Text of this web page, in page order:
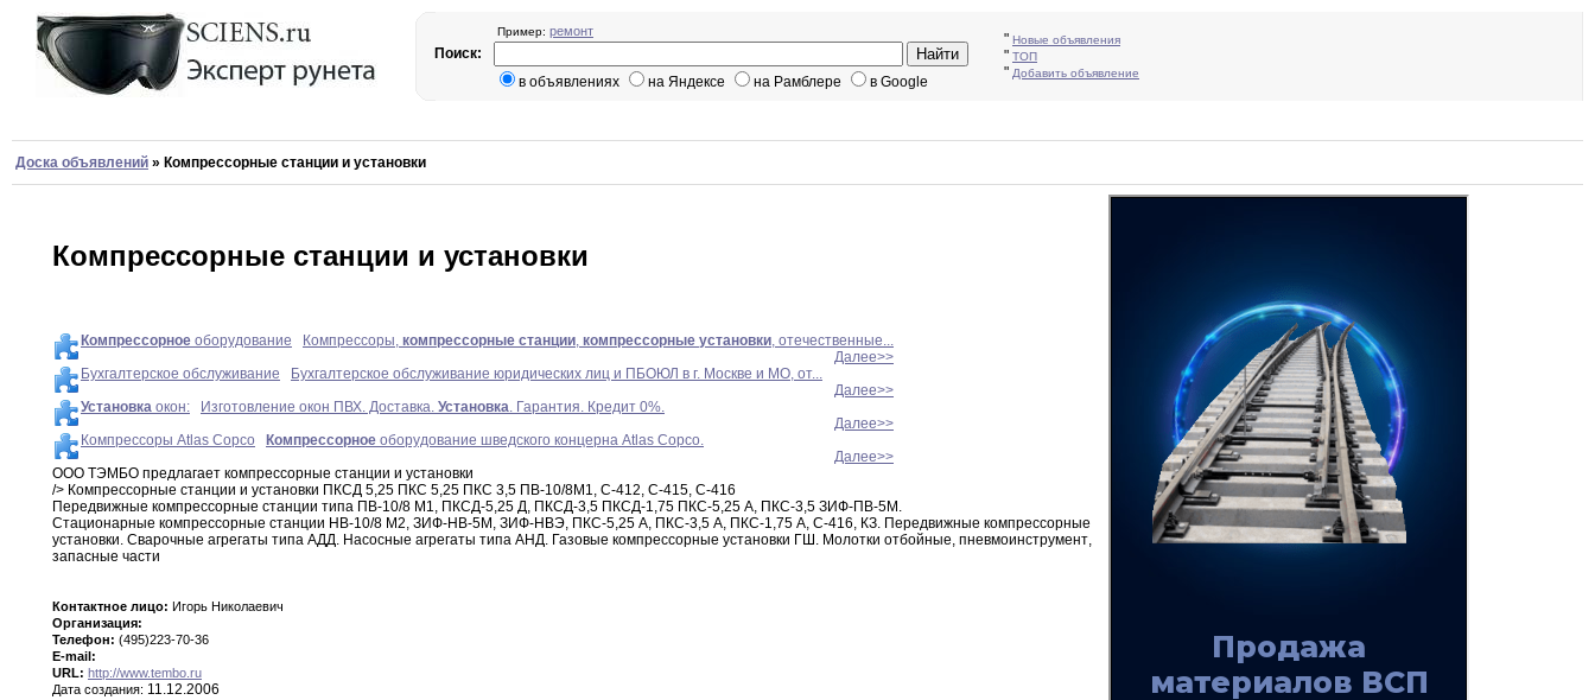
Пример: ремонт " Новые объявления
" ТОП
" Добавить объявление
Поиск:
в объявлениях
на Яндексе на Рамблере в Google
Доска объявлений » Компрессорные станции и установки
Компрессорные станции и установки
Компрессорное оборудование Компрессоры, компрессорные станции, компрессорные установки, отечественные...
Далее>>
Бухгалтерское обслуживание
Бухгалтерское обслуживание юридических лиц и ПБОЮЛ в г. Москве и МО, от...
Далее>>
Установка окон: Изготовление окон ПВХ. Доставка. Установка. Гарантия. Кредит 0%.
Далее>>
Компрессоры Atlas Copco
Компрессорное оборудование шведского концерна Atlas Copco.
Далее>>
ООО ТЭМБО предлагает компрессорные станции и установки
/> Компрессорные станции и установки ПКСД 5,25 ПКС 5,25 ПКС 3,5 ПВ-10/8М1, С-412, С-415, С-416
Передвижные компрессорные станции типа ПВ-10/8 М1, ПКСД-5,25 Д, ПКСД-3,5 ПКСД-1,75 ПКС-5,25 А, ПКС-3,5 ЗИФ-ПВ-5М .
Стационарные компрессорные станции НВ-10/8 М2, ЗИФ-НВ-5М , ЗИФ-НВЭ, ПКС-5,25 А, ПКС-3,5 А, ПКС-1,75 А, С-416, КЗ. Передвижные компрессорные
установки. Сварочные агрегаты типа АДД. Насосные агрегаты типа АНД. Газовые компрессорные установки ГШ . Молотки отбойные, пневмоинструмент,
запасные части
Контактное лицо: Игорь Николаевич
Организация:
Телефон: (495)223-70-36
E-mail:
URL: http://www.tembo.ru
Дата создания: 11.12.2006